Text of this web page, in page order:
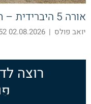
אורה 5 היברידית – חוצה קטגוריות
יואב פולס |
02.08.2026 10:52
רוצה